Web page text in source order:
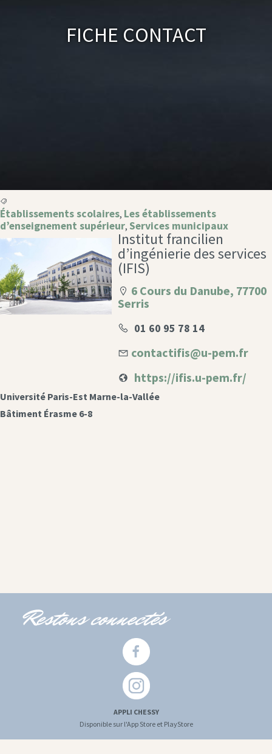
Fiche Contact
Établissements scolaires, Les établissements
d’enseignement supérieur, Services municipaux
Institut francilien
d’ingénierie des services
(IFIS)
6 Cours du Danube, 77700
Serris
01 60 95 78 14
contactifis@u-pem.fr
https://ifis.u-pem.fr/
Université Paris-Est Marne-la-Vallée
Bâtiment Érasme 6-8
Restons connectés
APPLI CHESSY
Disponible sur l'App Store et PlayStore